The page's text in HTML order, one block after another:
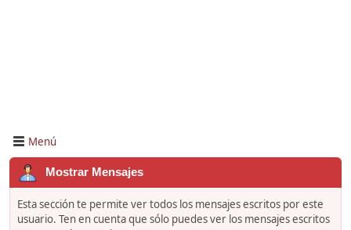
Menú
Mostrar Mensajes
Esta sección te permite ver todos los mensajes escritos por este
usuario. Ten en cuenta que sólo puedes ver los mensajes escritos